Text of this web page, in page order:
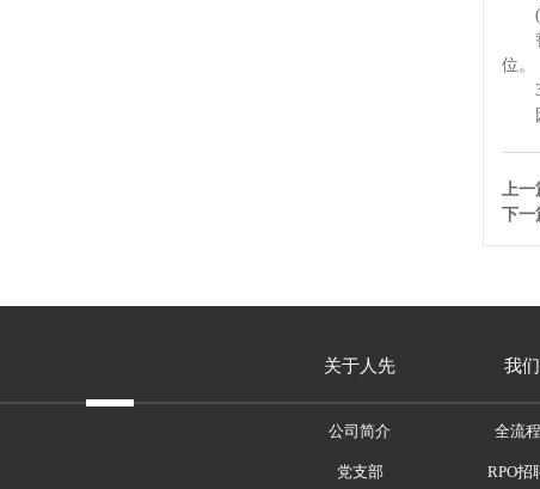
(3)
替
位。
3
因
上一
下一
关于人先
公司简介
党支部
我
全流
RPO招